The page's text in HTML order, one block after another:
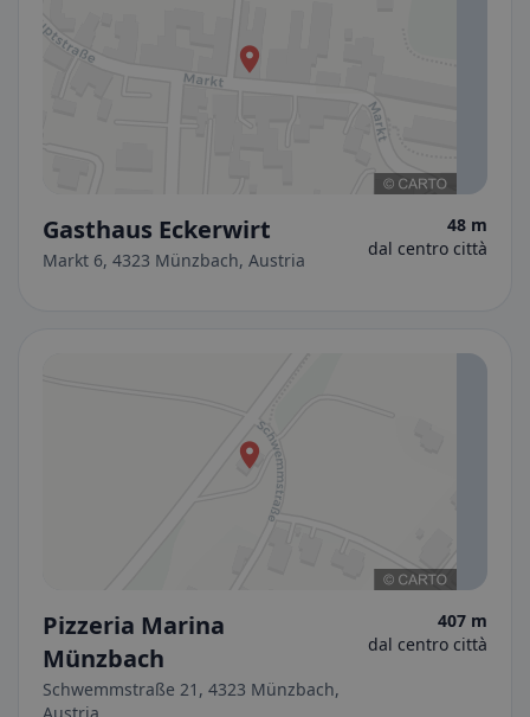
Gasthaus Eckerwirt
Markt 6, 4323 Münzbach, Austria
48 m
dal centro città
Pizzeria Marina
Münzbach
Schwemmstraße 21, 4323 Münzbach,
407 m
dal centro città